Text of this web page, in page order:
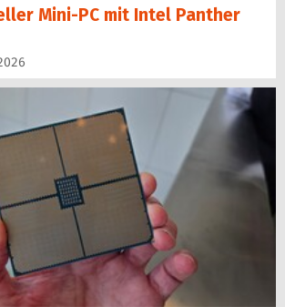
Mini-PC mit Intel Panther